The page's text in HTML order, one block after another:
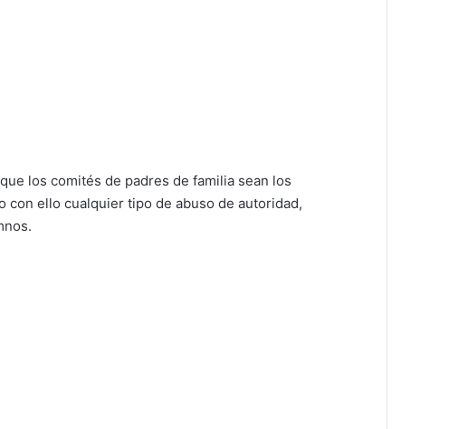
los comités de padres de familia sean los
ello cualquier tipo de abuso de autoridad,